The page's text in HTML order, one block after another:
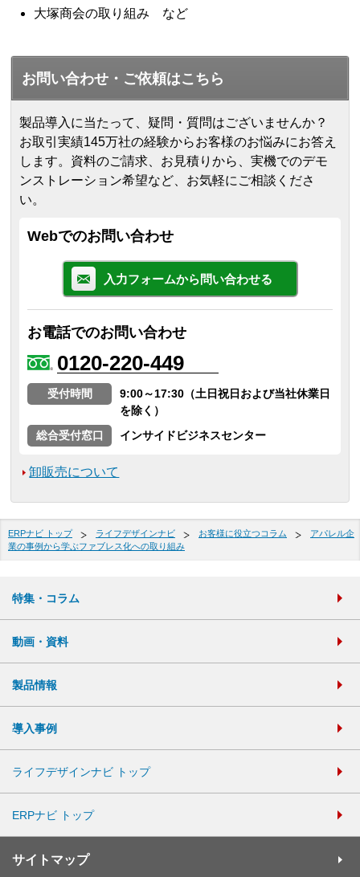
大塚商会の取り組み など
お問い合わせ・ご依頼はこちら
製品導入に当たって、疑問・質問はございませんか？
お取引実績145万社の経験からお客様のお悩みにお答え
します。 資料のご請求、お見積りから、実機でのデモ
ンストレーション希望など、お気軽にご相談くださ
い。
Webでのお問い合わせ
入力フォームから問い合わせる
お電話でのお問い合わせ
0120-220-449
受付時間
9:00～17:30（土日祝日および当社休業日
を除く）
総合受付窓口
インサイドビジネスセンター
卸販売について
ERPナビ トップ ライフデザインナビ お客様に役立つコラム
アパレル企
業の事例から学ぶファブレス化への取り組み
特集・コラム
動画・資料
製品情報
導入事例
ライフデザインナビ トップ
ERPナビ トップ
サイトマップ